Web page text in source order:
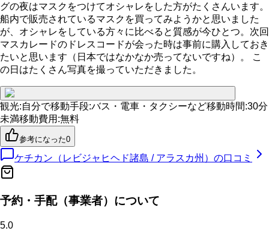
グの夜はマスクをつけてオシャレをした方がたくさんいます。
船内で販売されているマスクを買ってみようかと思いました
が、オシャレをしている方々に比べると質感が今ひとつ。次回
マスカレードのドレスコードが会った時は事前に購入しておき
たいと思います（日本ではなかなか売ってないですね）。 こ
の日はたくさん写真を撮っていただきました。
観光:自分で移動手段:バス・電車・タクシーなど移動時間:30分
未満移動費用 :無料
参考になった0
ケチカン（レビジャヒヘド諸島 / アラスカ州） の口コミ
予約・手配（事業者）について
5.0